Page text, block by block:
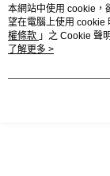
本網站中使用 cookie，
望在電腦上使用 cookie
權條款 」之 Cookie 聲
用條款之 Cookie 聲明
了解更多 >